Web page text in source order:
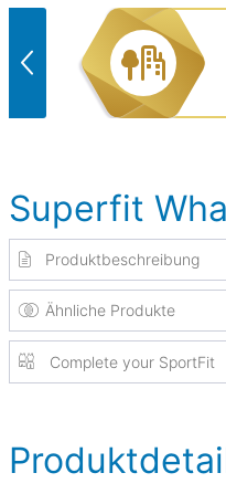
Superfit
Produktbeschreibung
Ähnliche Produkte
Complete your SportFit